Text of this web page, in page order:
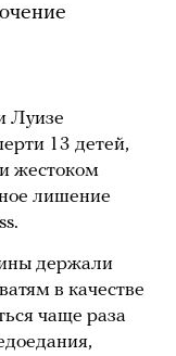
Луизе
13 детей,
жестоком
лишение
держали
в качестве
чаще раза